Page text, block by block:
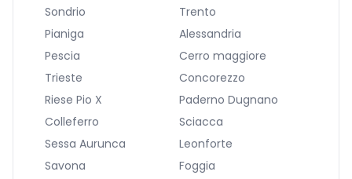
Sondrio
Trento
Pianiga
Alessandria
Pescia
Cerro maggiore
Trieste
Concorezzo
Riese Pio X
Paderno Dugnano
Colleferro
Sciacca
Sessa Aurunca
Leonforte
Savona
Foggia